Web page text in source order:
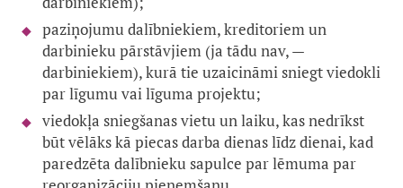
paziņojumu dalībniekiem, kreditoriem un
darbinieku pārstāvjiem (ja tādu nav, —
darbiniekiem), kurā tie uzaicināmi sniegt viedokli
par līgumu vai līguma projektu;
viedokļa sniegšanas vietu un laiku, kas nedrīkst
būt vēlāks kā piecas darba dienas līdz dienai, kad
paredzēta dalībnieku sapulce par lēmuma par